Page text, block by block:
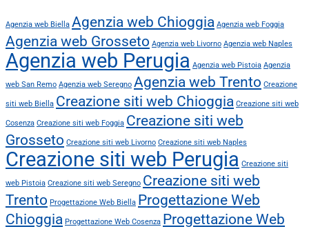
Agenzia web Biella Agenzia web Chioggia Agenzia web Foggia
Agenzia web Grosseto Agenzia web Livorno Agenzia web Naples
Agenzia web Perugia Agenzia web Pistoia Agenzia
web San Remo Agenzia web Seregno Agenzia web Trento Creazione
siti web Biella Creazione siti web Chioggia Creazione siti web
Cosenza Creazione siti web Foggia Creazione siti web
Grosseto Creazione siti web Livorno Creazione siti web Naples
Creazione siti web Perugia Creazione siti
web Pistoia Creazione siti web Seregno Creazione siti web
Trento Progettazione Web Biella Progettazione Web
Chioggia Progettazione Web Cosenza Progettazione Web